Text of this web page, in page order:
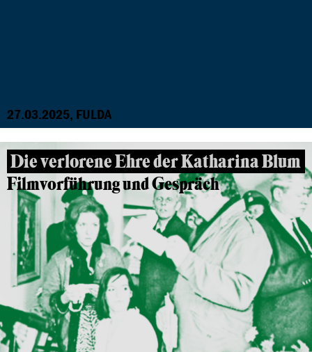
27.03.2025, FULDA
Die verlorene Ehre der Katharina Blum
Filmvorführung und Gespräch